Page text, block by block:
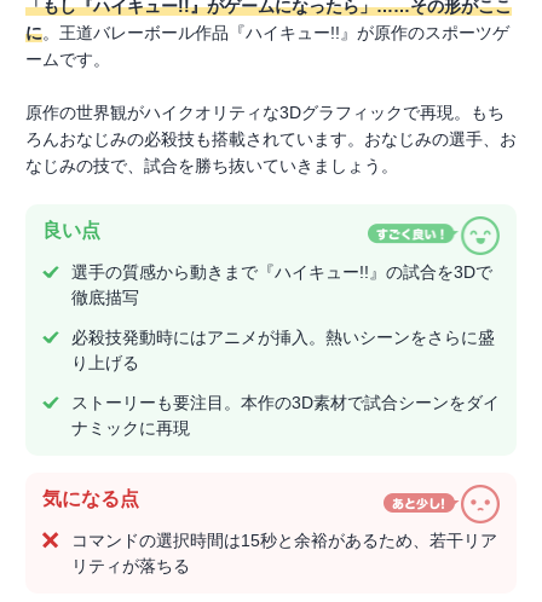
「もし『ハイキュー!!』がゲームになったら」……その形がここ
に。王道バレーボール作品『ハイキュー!!』が原作のスポーツゲ
ームです。
原作の世界観がハイクオリティな3Dグラフィックで再現。もち
ろんおなじみの必殺技も搭載されています。おなじみの選手、お
なじみの技で、試合を勝ち抜いていきましょう。
良い点
選手の質感から動きまで『ハイキュー!!』の試合を3Dで
徹底描写
必殺技発動時にはアニメが挿入。熱いシーンをさらに盛
り上げる
ストーリーも要注目。本作の3D素材で試合シーンをダイ
ナミックに再現
気になる点
コマンドの選択時間は15秒と余裕があるため、若干リア
リティが落ちる